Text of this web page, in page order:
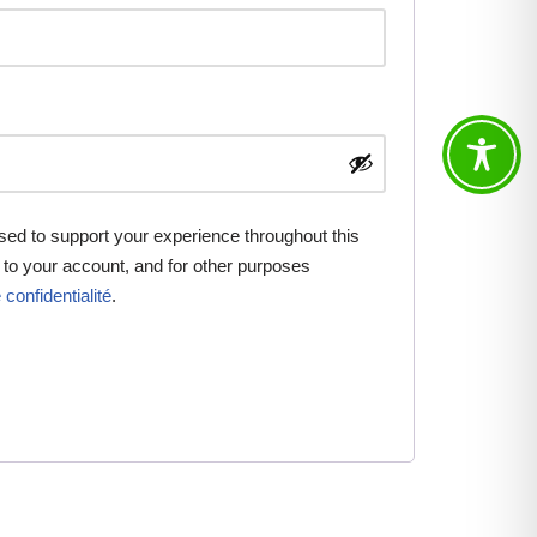
to support your experience throughout this
your account, and for other purposes
confidentialité.